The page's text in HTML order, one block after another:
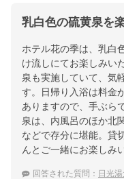
乳白色の硫黄泉を
ホテル花の季は、乳白
け流しにてお楽しみい
泉も実施していて、気
す。日帰り入浴は料金
ありますので、手ぶら
泉は、内風呂のほか北
などで存分に堪能。貸
んとご一緒にお楽しみ
回答された質問： 日光湯元温